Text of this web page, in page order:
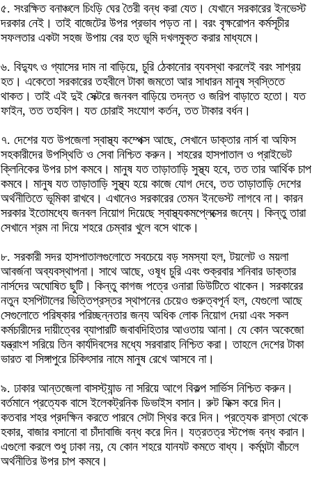
৫. সংরক্ষিত বনাঞ্চলে চিংড়ি ঘের তৈরী বন্ধ করা যেত। যেখানে সরকারের ইনভেস্ট
দরকার নেই। তাই বাজেটের উপর প্রভাব পড়ত না। বরং বৃক্ষরোপন কর্মসূচীর
সফলতার একটা সহজ উপায় বের হত ভূমি দখলমুক্ত করার মাধ্যমে।
৬. বিদ্যুৎ ও গ্যাসের দাম না বাড়িয়ে, চুরি ঠেকানোর ব্যবস্থা করলেই বরং সাশ্রয়
হত। একেতো সরকারের তহবীলে টাকা জমতো আর সাধারন মানুষ স্বস্তিতে
থাকত। তাই এই দুই সেক্টরে জনবল বাড়িয়ে তদন্ত ও জরিপ বাড়াতে হতো। যত
ফাইন, তত তহবিল। যত চোরাই সংযোগ কর্তন, তত টাকার বর্ধন।
৭. দেশের যত উপজেলা স্বাস্থ্য কম্পেক্স আছে, সেখানে ডাক্তার নার্স বা অফিস
সহকারীদের উপস্থিতি ও সেবা নিশ্চিত করুন। শহরের হাসপাতাল ও প্রাইভেট
ক্লিনিকের উপর চাপ কমবে। মানুষ যত তাড়াতাড়ি সুস্থ্য হবে, তত তার আর্থিক চাপ
কমবে। মানুষ যত তাড়াতাড়ি সুস্থ্য হয়ে কাজে যোগ দেবে, তত তাড়াতাড়ি দেশের
অর্থনীতিতে ভূমিকা রাখবে। এখানেও সরকারের তেমন ইনভেস্ট লাগবে না। কারন
সরকার ইতোমধ্যে জনবল নিয়োগ দিয়েছে স্বাস্থ্যকমপ্লেক্সের জন্যে। কিন্তু তারা
সেখানে শ্রম না দিয়ে শহরে চেম্বার খুলে বসে থাকে।
৮. সরকারী সদর হাসপাতালগুলোতে সবচেয়ে বড় সমস্যা হল, টয়লেট ও ময়লা
আবর্জনা অব্যবস্থাপনা। সাথে আছে, ওষূধ চুরি এবং শুক্রবার শনিবার ডাক্তার
নার্সদের অঘোষিত ছুটি। কিন্তু কাগজ পত্রে ওনারা ডিউটিতে থাকেন। সরকারের
নতুন হসপিটালের ভিত্তিপ্রস্তর স্থাপনের চেয়েও গুরুত্বপূর্ন হল, যেগুলো আছে
সেগুলোতে পরিষ্কার পরিচ্ছন্নতার জন্য অধিক লোক নিয়োগ দেয়া এবং সকল
কর্মচারীদের দায়ীত্বের ব্যাপারটি জবাবদিহিতার আওতায় আনা। যে কোন অকেজো
যন্ত্রাংশ সরিয়ে তিন কার্যদিবসের মধ্যে সরবারাহ নিশ্চিত করা। তাহলে দেশের টাকা
ভারত বা সিঙ্গাপুরে চিকিৎসার নামে মানুষ রেখে আসবে না।
৯. ঢাকার আন্তজেলা বাসস্ট্যান্ড না সরিয়ে আগে বিকল্প সার্ভিস নিশ্চিত করুন।
বর্তমানে প্রত্যেক বাসে ইলেকট্রনিক ডিভাইস বসান। রুট ফিক্স করে দিন।
কতবার শহর প্রদক্ষিন করতে পারবে সেটা স্থির করে দিন। প্রত্যেক রাস্তা থেকে
হকার, বাজার বসানো বা চাঁদাবাজি বন্ধ করে দিন। যত্রতত্র স্টপেজ বন্ধ করান।
এগুলো করলে শুধু ঢাকা নয়, যে কোন শহরে যানযট কমতে বাধ্য। কর্মঘন্টা বাঁচলে
অর্থনীতির উপর চাপ কমবে।